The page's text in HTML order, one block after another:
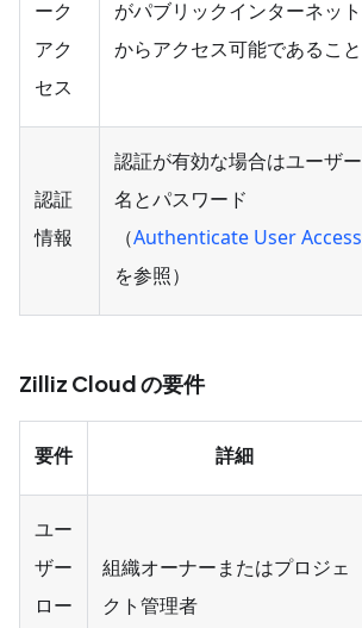
ーク
アク
セス
がパブリックインターネット
からアクセス可能であること
認証
情報
認証が有効な場合はユーザー
名とパスワード
（Authenticate User Access
を参照）
Zilliz Cloud の要件
要件 詳細
ユー
ザー
ロー
組織オーナーまたはプロジェ
クト管理者